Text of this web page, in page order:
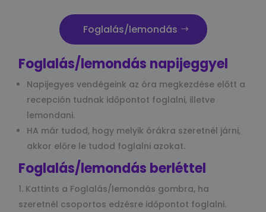
Foglalás/lemondás
Foglalás/lemondás napijeggyel
Napijegyes vendégeink az óra megkezdése előtt a
recepción tudnak időpontot foglalni, illetve
lemondani.
HA már tudod, hogy melyik órákra szeretnél járni,
akkor előre le tudod foglalni azokat.
Foglalás/lemondás berléttel
Kattints a Foglalás/lemondás gombra, ha
szeretnél csoportos edzésre időpontot foglalni.